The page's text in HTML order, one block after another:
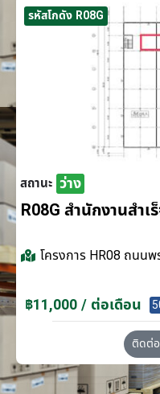
รหัสโกดัง R08G
สถานะ ว่าง
R08G สำนักงานสำเ
โครงการ HR08 ถนนพ
฿11,000 / ต่อเดือน
ติดต่